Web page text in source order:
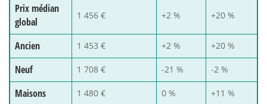
Prix médian
global
1 456 € +2 % +20 %
Ancien 1 453 € +2 % +20 %
Neuf 1 708 € -21 % -2 %
Maisons 1 480 € 0 % +11 %